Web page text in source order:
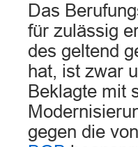
Das
für zulässig
des geltend
hat, ist zwar
Beklagte mit
gegen die